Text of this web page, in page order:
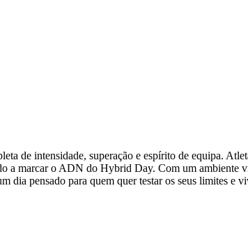
de intensidade, superação e espírito de equipa.
a marcar o ADN do Hybrid Day. Com um ambiente
dia pensado para quem quer testar os seus limites e